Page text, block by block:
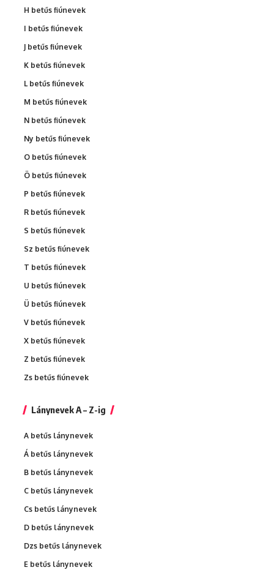
H betűs fiúnevek
I betűs fiúnevek
J betűs fiúnevek
K betűs fiúnevek
L betűs fiúnevek
M betűs fiúnevek
N betűs fiúnevek
Ny betűs fiúnevek
O betűs fiúnevek
Ö betűs fiúnevek
P betűs fiúnevek
R betűs fiúnevek
S betűs fiúnevek
Sz betűs fiúnevek
T betűs fiúnevek
U betűs fiúnevek
Ü betűs fiúnevek
V betűs fiúnevek
X betűs fiúnevek
Z betűs fiúnevek
Zs betűs fiúnevek
Lánynevek A – Z-ig
A betűs lánynevek
Á betűs lánynevek
B betűs lánynevek
C betűs lánynevek
Cs betűs lánynevek
D betűs lánynevek
Dzs betűs lánynevek
E betűs lánynevek